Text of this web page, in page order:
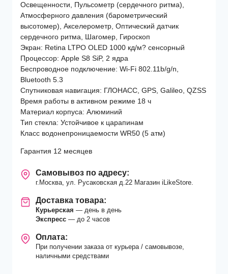
Освещенности, Пульсометр (сердечного ритма),
Атмосферного давления (барометрический
высотомер), Акселерометр, Оптический датчик
сердечного ритма, Шагомер, Гироскоп
Экран: Retina LTPO OLED 1000 кд/м? сенсорный
Процессор: Apple S8 SiP, 2 ядра
Беспроводное подключение: Wi-Fi 802.11b/g/n,
Bluetooth 5.3
Спутниковая навигация: ГЛОНАСС, GPS, Galileo, QZSS
Время работы в активном режиме 18 ч
Материал корпуса: Алюминий
Тип стекла: Устойчивое к царапинам
Класс водонепроницаемости WR50 (5 атм)
Гарантия 12 месяцев
Самовывоз по адресу:
г.Москва, ул. Русаковская д.22 Магазин iLikeStore.
Доставка товара:
Курьерская — день в день
Экспресс — до 2 часов
Оплата:
При получении заказа от курьера / самовывозе,
наличными средствами